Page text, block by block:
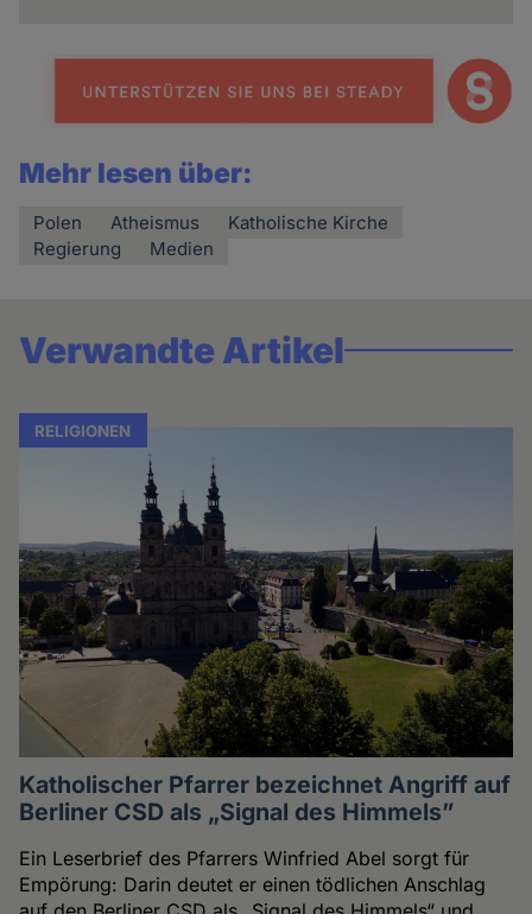
Mehr lesen über:
Polen Atheismus
Katholische Kirche
Regierung
Medien
Verwandte Artikel
RELIGIONEN
Katholischer Pfarrer bezeichnet Angriff auf
Berliner CSD als „Signal des Himmels”
Ein Leserbrief des Pfarrers Winfried Abel sorgt für
Empörung: Darin deutet er einen tödlichen Anschlag